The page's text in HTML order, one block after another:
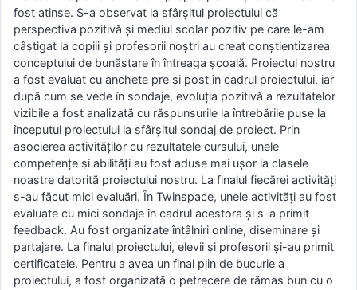
fost atinse. S-a observat la sfârșitul proiectului că
perspectiva pozitivă și mediul școlar pozitiv pe care le-am
câștigat la copiii și profesorii noștri au creat conștientizarea
conceptului de bunăstare în întreaga școală. Proiectul nostru
a fost evaluat cu anchete pre și post în cadrul proiectului, iar
după cum se vede în sondaje, evoluția pozitivă a rezultatelor
vizibile a fost analizată cu răspunsurile la întrebările puse la
începutul proiectului la sfârșitul sondaj de proiect. Prin
asocierea activităților cu rezultatele cursului, unele
competențe și abilități au fost aduse mai ușor la clasele
noastre datorită proiectului nostru. La finalul fiecărei activități
s-au făcut mici evaluări. În Twinspace, unele activități au fost
evaluate cu mici sondaje în cadrul acestora și s-a primit
feedback. Au fost organizate întâlniri online, diseminare și
partajare. La finalul proiectului, elevii și profesorii și-au primit
certificatele. Pentru a avea un final plin de bucurie a
proiectului, a fost organizată o petrecere de rămas bun cu o